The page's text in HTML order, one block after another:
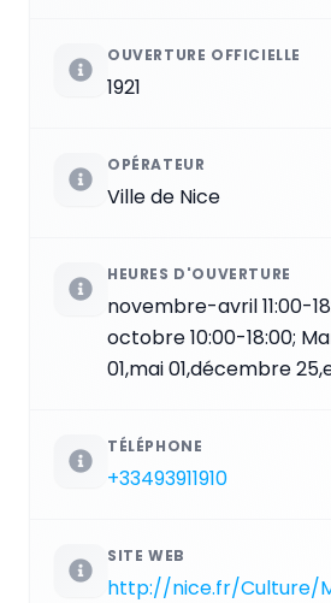
OUVERTURE OFFICIELLE
1921
OPÉRATEUR
Ville de Nice
HEURES D'OUVERTURE
novembre-avril 11:00-
octobre 10:00-18:00;
01,mai 01,décembre
TÉLÉPHONE
+33493911910
SITE WEB